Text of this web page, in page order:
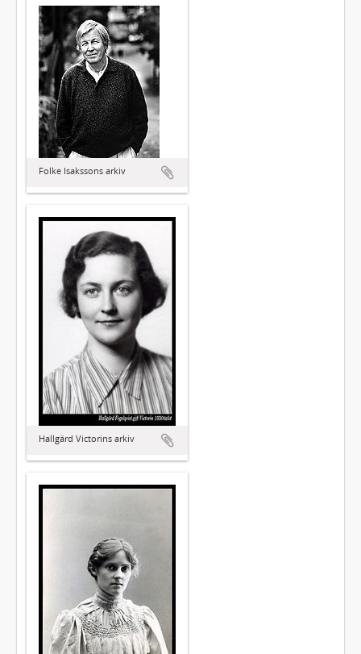
Folke Isakssons arkiv
Hallgärd Victorins arkiv